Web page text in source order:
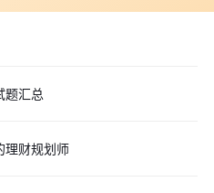
题汇总
理财规划师